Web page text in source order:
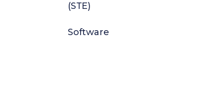
(STE)
Software